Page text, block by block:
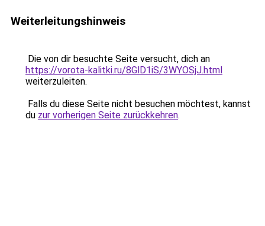
Weiterleitungshinweis
Die von dir besuchte Seite versucht, dich an
https://vorota-kalitki.ru/8GlD1iS/3WYOSjJ.html
weiterzuleiten.
Falls du diese Seite nicht besuchen möchtest, kannst
du zur vorherigen Seite zurückkehren.